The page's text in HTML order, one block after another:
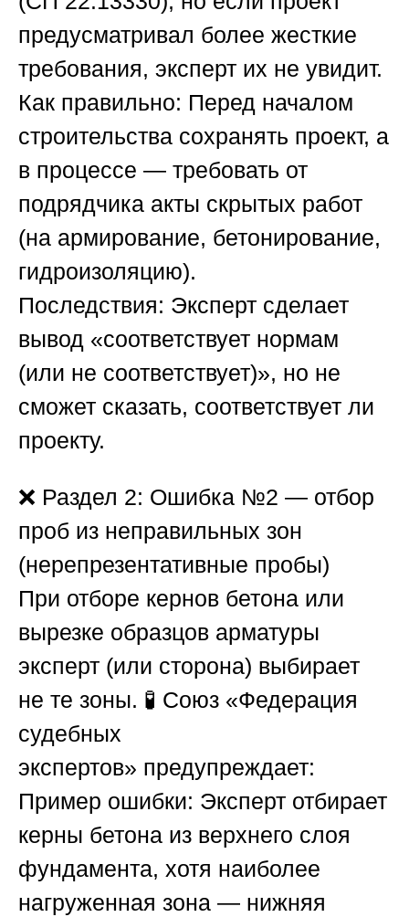
предусматривал более жесткие
требования, эксперт их не увидит.
Как правильно: Перед началом
строительства сохранять проект, а
в процессе — требовать от
подрядчика акты скрытых работ
(на армирование, бетонирование,
гидроизоляцию).
Последствия: Эксперт сделает
вывод «соответствует нормам
(или не соответствует)», но не
сможет сказать, соответствует ли
проекту.
❌ Раздел 2: Ошибка №2 — отбор
проб из неправильных зон
(нерепрезентативные пробы)
При отборе кернов бетона или
вырезке образцов арматуры
эксперт (или сторона) выбирает
не те зоны. 🧪 Союз «Федерация
судебных
экспертов» предупреждает:
Пример ошибки: Эксперт отбирает
керны бетона из верхнего слоя
фундамента, хотя наиболее
нагруженная зона — нижняя